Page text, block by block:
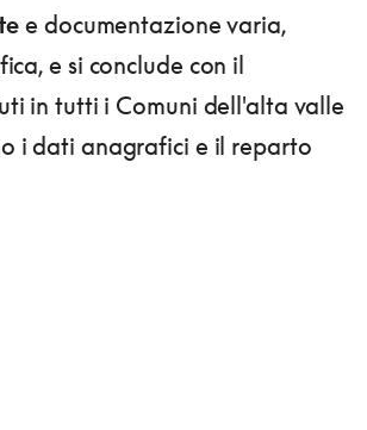
e documentazione varia,
e si conclude con il
in tutti i Comuni dell'alta valle
i dati anagrafici e il reparto